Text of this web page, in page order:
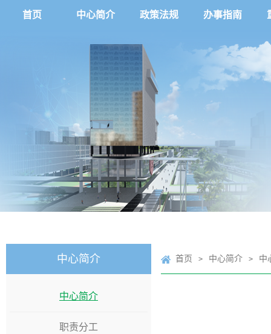
首页 中心简介 政策法规 办事指南
中心简介
中心简介
职责分工
首页 > 中心简介 > 中